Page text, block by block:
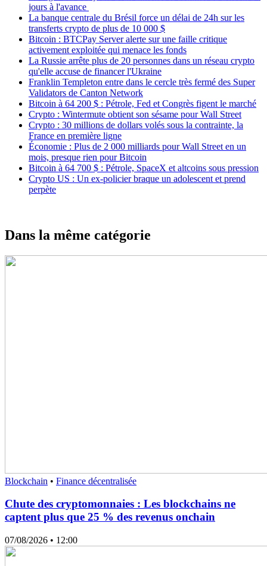
jours à l'avance
La banque centrale du Brésil force un délai de 24h sur les
transferts crypto de plus de 10 000 $
Bitcoin : BTCPay Server alerte sur une faille critique
activement exploitée qui menace les fonds
La Russie arrête plus de 20 personnes dans un réseau crypto
qu'elle accuse de financer l'Ukraine
Franklin Templeton entre dans le cercle très fermé des Super
Validators de Canton Network
Bitcoin à 64 200 $ : Pétrole, Fed et Congrès figent le marché
Crypto : Wintermute obtient son sésame pour Wall Street
Crypto : 30 millions de dollars volés sous la contrainte, la
France en première ligne
Économie : Plus de 2 000 milliards pour Wall Street en un
mois, presque rien pour Bitcoin
Bitcoin à 64 700 $ : Pétrole, SpaceX et altcoins sous pression
Crypto US : Un ex-policier braque un adolescent et prend
perpète
Dans la même catégorie
Blockchain • Finance décentralisée
Chute des cryptomonnaies : Les blockchains ne
captent plus que 25 % des revenus onchain
07/08/2026 • 12:00